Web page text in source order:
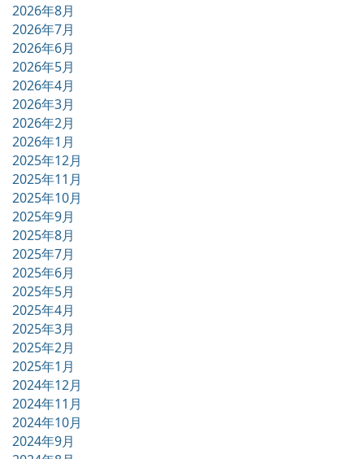
2026年8月
2026年7月
2026年6月
2026年5月
2026年4月
2026年3月
2026年2月
2026年1月
2025年12月
2025年11月
2025年10月
2025年9月
2025年8月
2025年7月
2025年6月
2025年5月
2025年4月
2025年3月
2025年2月
2025年1月
2024年12月
2024年11月
2024年10月
2024年9月